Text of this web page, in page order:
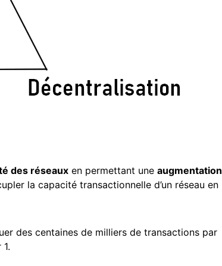
des réseaux en permettant une augmentation
la capacité transactionnelle d’un réseau en
des centaines de milliers de transactions par